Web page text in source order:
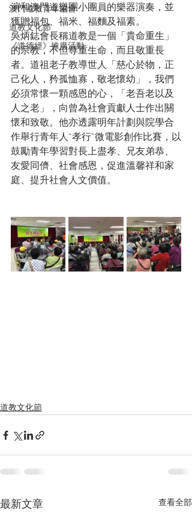
澳門道教青年協會
道教文化節
《道德經》推廣活動
演和澳門道樂團小團員的樂器演奏，並
獲贈福包、福米、福麵及福素。
吳炳鋕會長稱道教是一個「貴命重生」
的宗教，不但尊重生命，而且敬重長
者。道祖老子教導世人「慈心於物，正
己化人，矜孤恤寡，敬老懷幼」，我們
必須常懷一顆感恩的心，「老吾老以及
人之老」，向曾為社會貢獻人士作出關
懷和致敬。他亦透露明年計劃與院學合
作舉行青年人“孝行”微電影創作比賽，以
鼓勵青年學習對長上盡孝、兄友弟恭、
友愛同儕、社會感恩，促進溫馨祥和家
庭、提升社會人文價值。
道教文化節
最新文章 查看全部